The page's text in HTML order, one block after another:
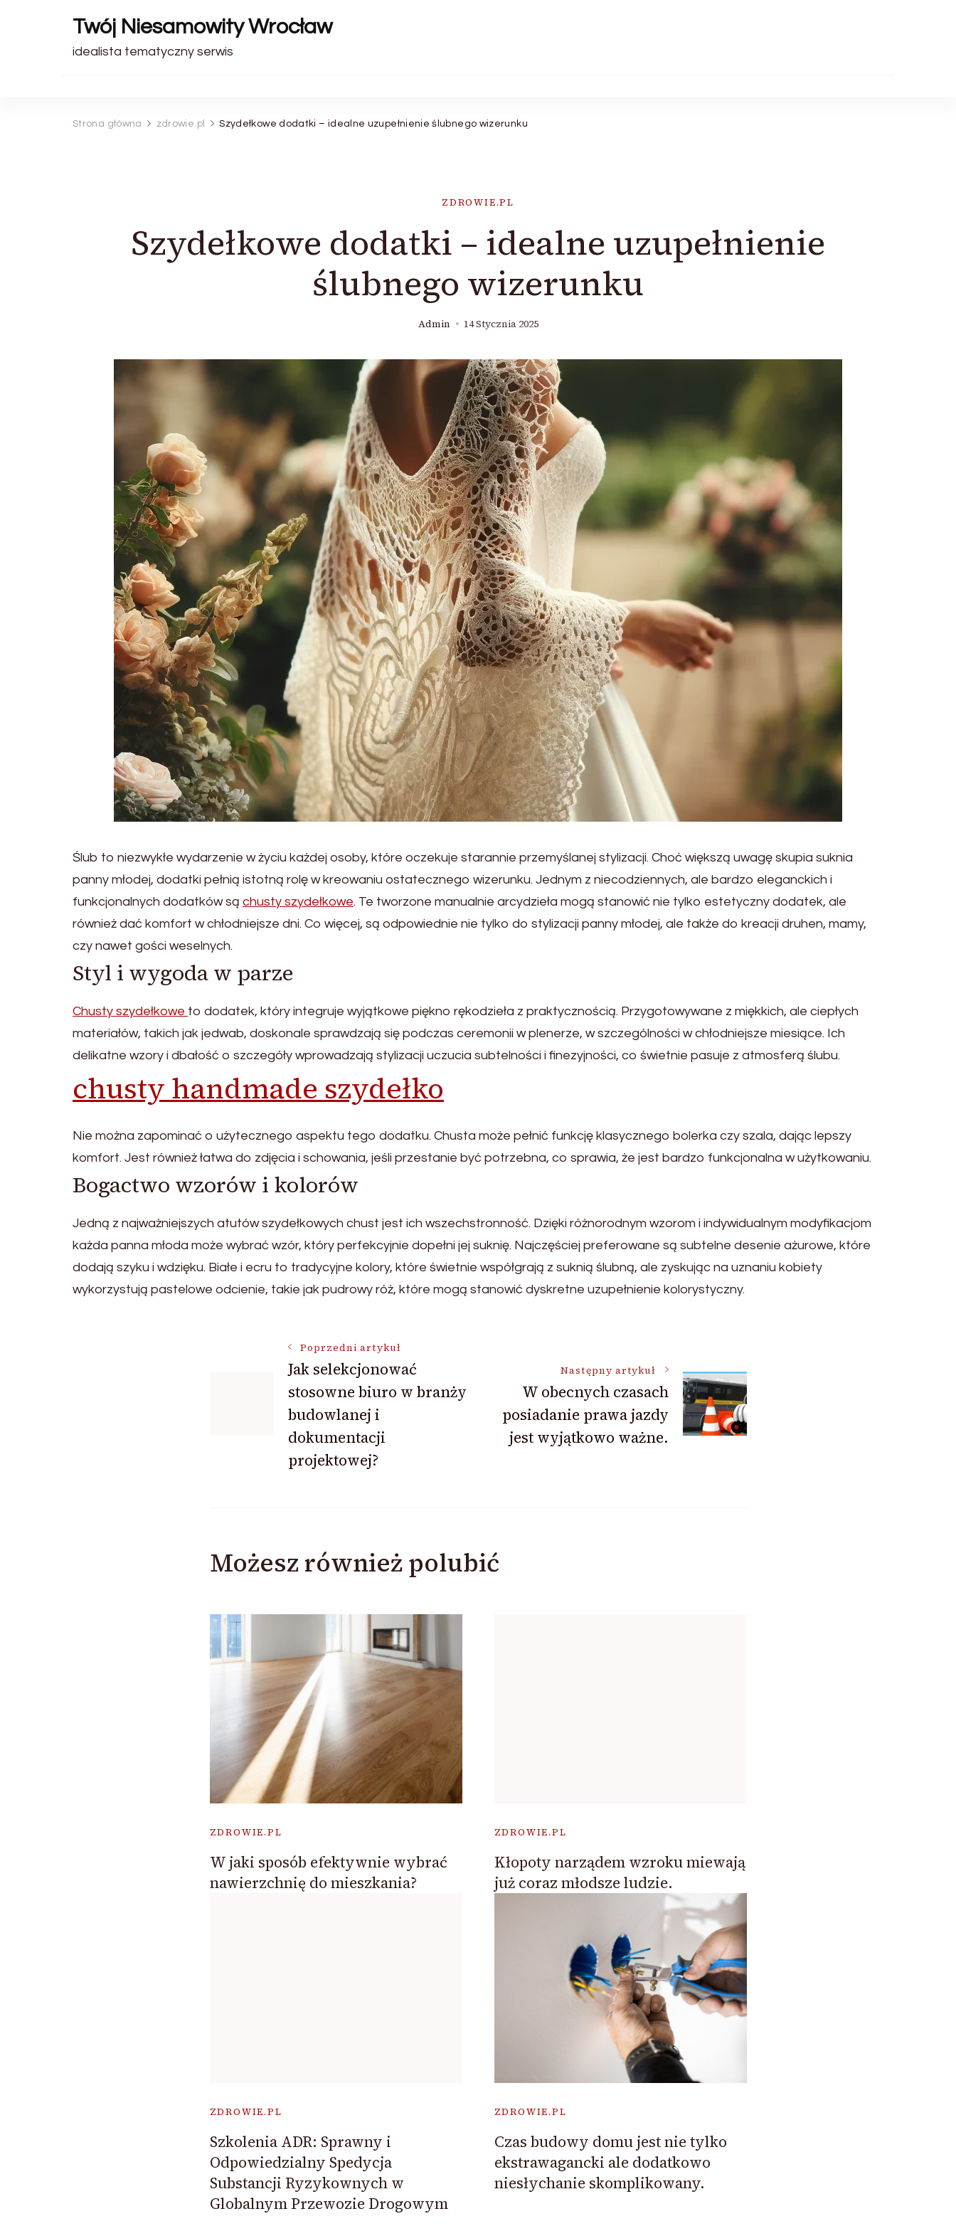
Twój Niesamowity Wrocław
idealista tematyczny serwis
Strona główna zdrowie.pl Szydełkowe dodatki – idealne uzupełnienie ślubnego wizerunku
ZDROWIE.PL
Szydełkowe dodatki – idealne uzupełnienie
ślubnego wizerunku
Admin 14 Stycznia 2025
Ślub to niezwykłe wydarzenie w życiu każdej osoby, które oczekuje starannie przemyślanej stylizacji. Choć większą uwagę skupia suknia
panny młodej, dodatki pełnią istotną rolę w kreowaniu ostatecznego wizerunku. Jednym z niecodziennych, ale bardzo eleganckich i
funkcjonalnych dodatków są chusty szydełkowe. Te tworzone manualnie arcydzieła mogą stanowić nie tylko estetyczny dodatek, ale
również dać komfort w chłodniejsze dni. Co więcej, są odpowiednie nie tylko do stylizacji panny młodej, ale także do kreacji druhen, mamy,
czy nawet gości weselnych.
Styl i wygoda w parze
Chusty szydełkowe to dodatek, który integruje wyjątkowe piękno rękodzieła z praktycznością. Przygotowywane z miękkich, ale ciepłych
materiałów, takich jak jedwab, doskonale sprawdzają się podczas ceremonii w plenerze, w szczególności w chłodniejsze miesiące. Ich
delikatne wzory i dbałość o szczegóły wprowadzają stylizacji uczucia subtelności i finezyjności, co świetnie pasuje z atmosferą ślubu.
chusty handmade szydełko
Nie można zapominać o użytecznego aspektu tego dodatku. Chusta może pełnić funkcję klasycznego bolerka czy szala, dając lepszy
komfort. Jest również łatwa do zdjęcia i schowania, jeśli przestanie być potrzebna, co sprawia, że jest bardzo funkcjonalna w użytkowaniu.
Bogactwo wzorów i kolorów
Jedną z najważniejszych atutów szydełkowych chust jest ich wszechstronność. Dzięki różnorodnym wzorom i indywidualnym modyfikacjom
każda panna młoda może wybrać wzór, który perfekcyjnie dopełni jej suknię. Najczęściej preferowane są subtelne desenie ażurowe, które
dodają szyku i wdzięku. Białe i ecru to tradycyjne kolory, które świetnie współgrają z suknią ślubną, ale zyskując na uznaniu kobiety
wykorzystują pastelowe odcienie, takie jak pudrowy róż, które mogą stanowić dyskretne uzupełnienie kolorystyczny.
Nawigacja
wpisu
Poprzedni artykuł
Jak selekcjonować
stosowne biuro w branży
budowlanej i
dokumentacji
projektowej?
Następny artykuł
W obecnych czasach
posiadanie prawa jazdy
jest wyjątkowo ważne.
Możesz również polubić
ZDROWIE.PL
W jaki sposób efektywnie wybrać
nawierzchnię do mieszkania?
ZDROWIE.PL
Kłopoty narządem wzroku miewają
już coraz młodsze ludzie.
ZDROWIE.PL
Szkolenia ADR: Sprawny i
Odpowiedzialny Spedycja
Substancji Ryzykownych w
Globalnym Przewozie Drogowym
ZDROWIE.PL
Czas budowy domu jest nie tylko
ekstrawagancki ale dodatkowo
niesłychanie skomplikowany.